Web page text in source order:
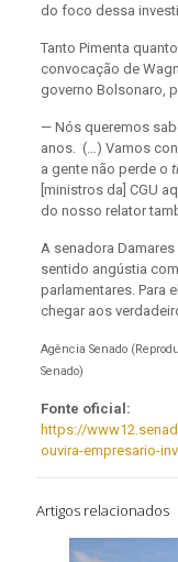
do foco dessa
Tanto Pimenta
convocação de
governo Bolsonaro,
— Nós queremos
anos. (…) Vamos
a gente não perde o
[ministros da] CGU
do nosso relator
A senadora
sentido angústia
parlamentares. Para
chegar aos
Agência Senado
Senado)
Fonte oficial:
https://
ouvira-empresario-
Artigos relacionados